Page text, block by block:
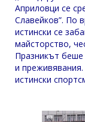
Aприловци се
Славейков”. По
истински се
майсторство,
Празникът
и преживявания.
истински